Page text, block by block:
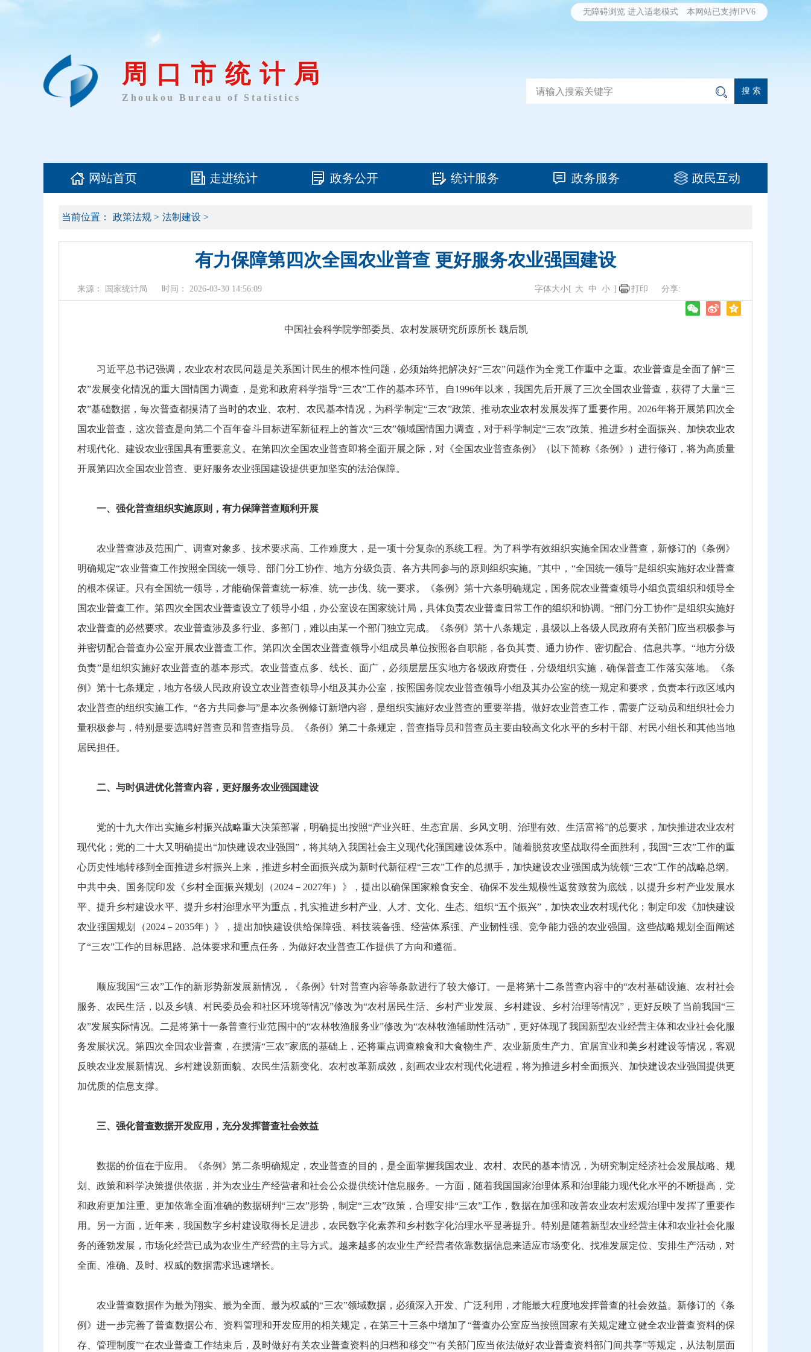
无障碍浏览 进入适老模式 本网站已支持IPV6
周口市统计局
Zhoukou Bureau of Statistics
网站首页 走进统计 政务公开 统计服务 政务服务 政民互动
当前位置： 政策法规 > 法制建设 >
有力保障第四次全国农业普查 更好服务农业强国建设
来源： 国家统计局 时间： 2026-03-30 14:56:09 字体大小[ 大 中 小 ] 打印
中国社会科学院学部委员、农村发展研究所原所长 魏后凯
习近平总书记强调，农业农村农民问题是关系国计民生的根本性问题，必须始终把解决好“三农”问题作为全党工作重中之重。农业普查是全面了解“三
农”发展变化情况的重大国情国力调查，是党和政府科学指导“三农”工作的基本环节。自1996年以来，我国先后开展了三次全国农业普查，获得了大量“三
农”基础数据，每次普查都摸清了当时的农业、农村、农民基本情况，为科学制定“三农”政策、推动农业农村发展发挥了重要作用。 2026年将开展第四次全
国农业普查，这次普查是向第二个百年奋斗目标进军新征程上的首次“三农”领域国情国力调查，对于科学制定“三农”政策、推进乡村全面振兴、加快农业农
村现代化、建设农业强国具有重要意义。在第四次全国农业普查即将全面开展之际，对《全国农业普查条例》（以下简称《条例》）进行修订，将为高质量
开展第四次全国农业普查、更好服务农业强国建设提供更加坚实的法治保障。
一、强化普查组织实施原则，有力保障普查顺利开展
农业普查涉及范围广、调查对象多、技术要求高、工作难度大，是一项十分复杂的系统工程。为了科学有效组织实施全国农业普查，新修订的《条例》
明确规定“农业普查工作按照全国统一领导、部门分工协作、地方分级负责、各方共同参与的原则组织实施。”其中，“全国统一领导”是组织实施好农业普查
的根本保证。只有全国统一领导，才能确保普查统一标准、统一步伐、统一要求。《条例》第十六条明确规定，国务院农业普查领导小组负责组织和领导全
国农业普查工作。第四次全国农业普查设立了领导小组，办公室设在国家统计局，具体负责农业普查日常工作的组织和协调。“部门分工协作”是组织实施好
农业普查的必然要求。农业普查涉及多行业、多部门，难以由某一个部门独立完成。《条例》第十八条规定，县级以上各级人民政府有关部门应当积极参与
并密切配合普查办公室开展农业普查工作。第四次全国农业普查领导小组成员单位按照各自职能，各负其责、通力协作、密切配合、信息共享。“地方分级
负责”是组织实施好农业普查的基本形式。农业普查点多、线长、面广，必须层层压实地方各级政府责任，分级组织实施，确保普查工作落实落地。《条
例》第十七条规定，地方各级人民政府设立农业普查领导小组及其办公室，按照国务院农业普查领导小组及其办公室的统一规定和要求，负责本行政区域内
农业普查的组织实施工作。“各方共同参与”是本次条例修订新增内容，是组织实施好农业普查的重要举措。做好农业普查工作，需要广泛动员和组织社会力
量积极参与，特别是要选聘好普查员和普查指导员。《条例》第二十条规定，普查指导员和普查员主要由较高文化水平的乡村干部、村民小组长和其他当地
居民担任。
二、与时俱进优化普查内容，更好服务农业强国建设
党的十九大作出实施乡村振兴战略重大决策部署，明确提出按照“产业兴旺、生态宜居、乡风文明、治理有效、生活富裕”的总要求，加快推进农业农村
现代化；党的二十大又明确提出“加快建设农业强国”，将其纳入我国社会主义现代化强国建设体系中。随着脱贫攻坚战取得全面胜利，我国“三农”工作的重
心历史性地转移到全面推进乡村振兴上来，推进乡村全面振兴成为新时代新征程“三农”工作的总抓手，加快建设农业强国成为统领“三农”工作的战略总纲。
中共中央、国务院印发《乡村全面振兴规划（2024－ 2027年）》，提出以确保国家粮食安全、确保不发生规模性返贫致贫为底线，以提升乡村产业发展水
平、提升乡村建设水平、提升乡村治理水平为重点，扎实推进乡村产业、人才、文化、生态、组织“五个振兴”，加快农业农村现代化；制定印发《加快建设
农业强国规划（2024 － 2035年）》，提出加快建设供给保障强、科技装备强、经营体系强、产业韧性强、竞争能力强的农业强国。这些战略规划全面阐述
了“三农”工作的目标思路、总体要求和重点任务，为做好农业普查工作提供了方向和遵循。
顺应我国“三农”工作的新形势新发展新情况，《条例》针对普查内容等条款进行了较大修订。一是将第十二条普查内容中的“农村基础设施、农村社会
服务、农民生活，以及乡镇、村民委员会和社区环境等情况”修改为“农村居民生活、乡村产业发展、乡村建设、乡村治理等情况”，更好反映了当前我国“三
农”发展实际情况。二是将第十一条普查行业范围中的“农林牧渔服务业”修改为“农林牧渔辅助性活动”，更好体现了我国新型农业经营主体和农业社会化服
务发展状况。第四次全国农业普查，在摸清“三农”家底的基础上，还将重点调查粮食和大食物生产、农业新质生产力、宜居宜业和美乡村建设等情况，客观
反映农业发展新情况、乡村建设新面貌、农民生活新变化、农村改革新成效，刻画农业农村现代化进程，将为推进乡村全面振兴、加快建设农业强国提供更
加优质的信息支撑。
三、强化普查数据开发应用，充分发挥普查社会效益
数据的价值在于应用。《条例》第二条明确规定，农业普查的目的，是全面掌握我国农业、农村、农民的基本情况，为研究制定经济社会发展战略、规
划、政策和科学决策提供依据，并为农业生产经营者和社会公众提供统计信息服务。一方面，随着我国国家治理体系和治理能力现代化水平的不断提高，党
和政府更加注重、更加依靠全面准确的数据研判“三农”形势，制定“三农”政策，合理安排“三农”工作，数据在加强和改善农业农村宏观治理中发挥了重要作
用。另一方面，近年来，我国数字乡村建设取得长足进步，农民数字化素养和乡村数字化治理水平显著提升。特别是随着新型农业经营主体和农业社会化服
务的蓬勃发展，市场化经营已成为农业生产经营的主导方式。越来越多的农业生产经营者依靠数据信息来适应市场变化、找准发展定位、安排生产活动，对
全面、准确、及时、权威的数据需求迅速增长。
农业普查数据作为最为翔实、最为全面、最为权威的“三农”领域数据，必须深入开发、广泛利用，才能最大程度地发挥普查的社会效益。新修订的《条
例》进一步完善了普查数据公布、资料管理和开发应用的相关规定，在第三十三条中增加了“普查办公室应当按照国家有关规定建立健全农业普查资料的保
存、管理制度”“在农业普查工作结束后，及时做好有关农业普查资料的归档和移交”“有关部门应当依法做好农业普查资料部门间共享”等规定，从法制层面